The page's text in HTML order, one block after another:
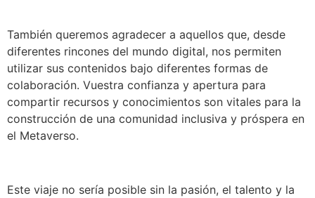
También queremos agradecer a aquellos que, desde
diferentes rincones del mundo digital, nos permiten
utilizar sus contenidos bajo diferentes formas de
colaboración. Vuestra confianza y apertura para
compartir recursos y conocimientos son vitales para la
construcción de una comunidad inclusiva y próspera en
el Metaverso.
Este viaje no sería posible sin la pasión, el talento y la